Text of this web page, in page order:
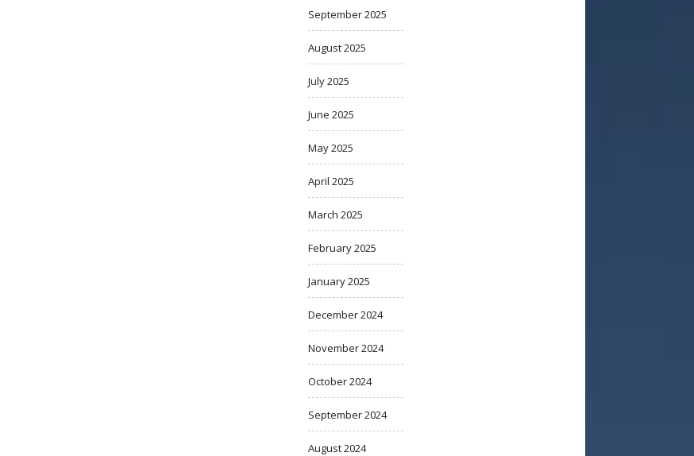
September 2025
August 2025
July 2025
June 2025
May 2025
April 2025
March 2025
February 2025
January 2025
December 2024
November 2024
October 2024
September 2024
August 2024